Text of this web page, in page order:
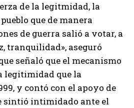
de la legitmidad, la
que de manera
de guerra salió a votar, a
tranquilidad», aseguró
señaló que el mecanismo
legitimidad que la
y contó con el apoyo de
sintió intimidado ante el